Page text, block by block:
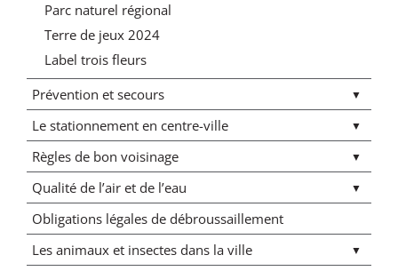
Parc naturel régional
Terre de jeux 2024
Label trois fleurs
Prévention et secours
Le stationnement en centre-ville
Règles de bon voisinage
Qualité de l’air et de l’eau
Obligations légales de débroussaillement
Les animaux et insectes dans la ville